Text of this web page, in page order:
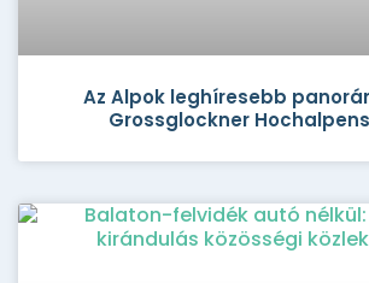
Az Alpok leghíresebb
Grossglockner